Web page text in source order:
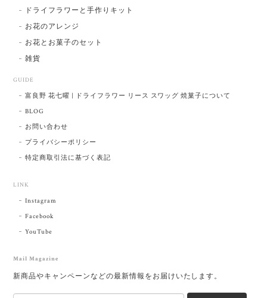
ドライフラワーと手作りキット
お花のアレンジ
お花とお菓子のセット
雑貨
GUIDE
富良野 花七曜 | ドライフラワー リース スワッグ 焼菓子について
BLOG
お問い合わせ
プライバシーポリシー
特定商取引法に基づく表記
LINK
Instagram
Facebook
YouTube
Mail Magazine
新商品やキャンペーンなどの最新情報をお届けいたします。